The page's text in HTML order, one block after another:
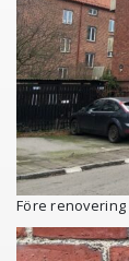
Före renovering